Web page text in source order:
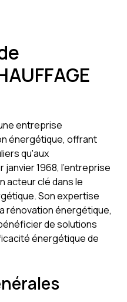
une entreprise
énergétique, offrant
qu'aux
janvier 1968, l'entreprise
acteur clé dans le
Son expertise
rénovation énergétique,
de solutions
énergétique de